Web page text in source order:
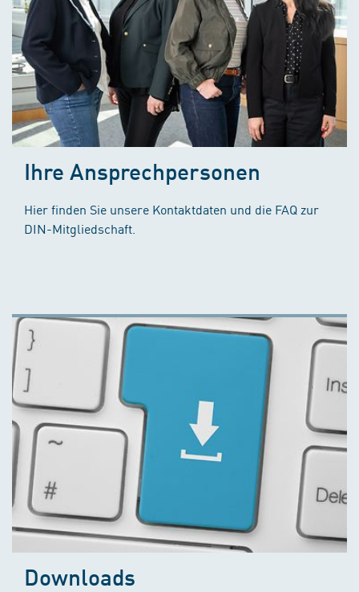
Ihre Ansprechpersonen
Hier finden Sie unsere Kontaktdaten und die FAQ zur
DIN-Mitgliedschaft.
Downloads